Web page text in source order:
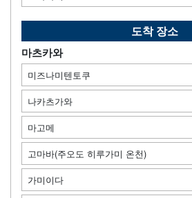
도착 장소
마츠카와
미즈나미텐토쿠
나카츠가와
마고메
고마바(주오도 히루가미 온천)
가미이다